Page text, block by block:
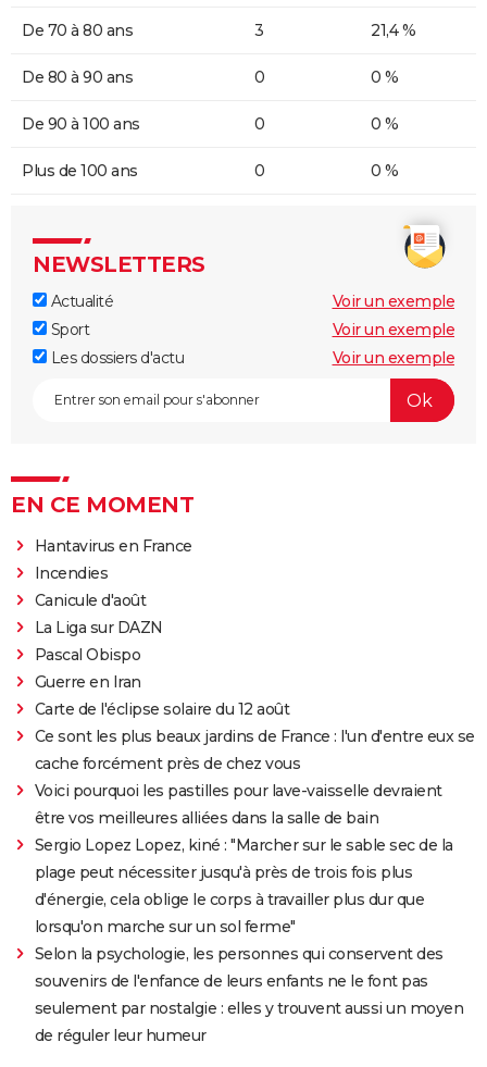
De 70 à 80 ans 3 21,4 %
De 80 à 90 ans 0 0 %
De 90 à 100 ans 0 0 %
Plus de 100 ans 0 0 %
NEWSLETTERS
Actualité
Voir un exemple
Sport
Voir un exemple
Les dossiers d'actu
Voir un exemple
EN CE MOMENT
Hantavirus en France
Incendies
Canicule d'août
La Liga sur DAZN
Pascal Obispo
Guerre en Iran
Carte de l'éclipse solaire du 12 août
Ce sont les plus beaux jardins de France : l'un d'entre eux se
cache forcément près de chez vous
Voici pourquoi les pastilles pour lave-vaisselle devraient
être vos meilleures alliées dans la salle de bain
Sergio Lopez Lopez, kiné : "Marcher sur le sable sec de la
plage peut nécessiter jusqu'à près de trois fois plus
d'énergie, cela oblige le corps à travailler plus dur que
lorsqu'on marche sur un sol ferme"
Selon la psychologie, les personnes qui conservent des
souvenirs de l'enfance de leurs enfants ne le font pas
seulement par nostalgie : elles y trouvent aussi un moyen
de réguler leur humeur